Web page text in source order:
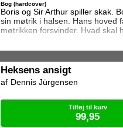
Boris og Sir Arthur spiller skak.
sin møtrik i halsen. Hans hoved
møtrikken forsvinder. Hvad skal
Bog (hardcover)
Heksens ansigt
Dennis Jürgensen
Tilføj til kurv
99,95